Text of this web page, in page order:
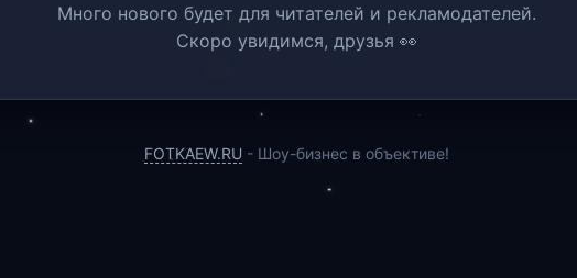
Много нового будет для читателей и рекламодателей.
Скоро увидимся, друзья 👀
FOTKAEW.RU - Шоу-бизнес в объективе!